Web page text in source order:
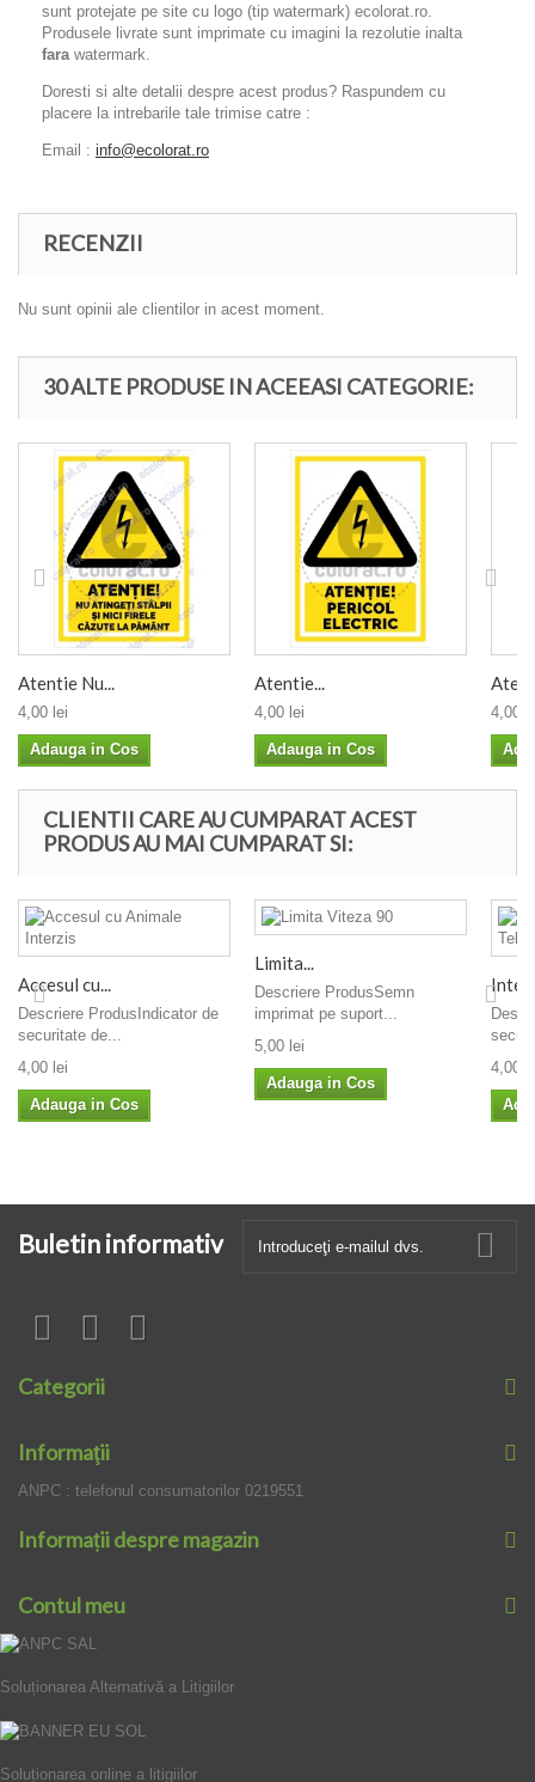
sunt protejate pe site cu logo (tip watermark) ecolorat.ro.
Produsele livrate sunt imprimate cu imagini la rezolutie inalta
fara watermark.
Doresti si alte detalii despre acest produs? Raspundem cu
placere la intrebarile tale trimise catre :
Email : info@ecolorat.ro
RECENZII
Nu sunt opinii ale clientilor in acest moment.
30 ALTE PRODUSE IN ACEEASI CATEGORIE:
Atentie Nu...
4,00 lei
Adauga in Cos
Atentie...
4,00 lei
Adauga in Cos
4,00
CLIENTII CARE AU CUMPARAT ACEST
PRODUS AU MAI CUMPARAT SI:
Accesul cu...
Descriere ProdusIndicator de
securitate de...
4,00 lei
Adauga in Cos
Limita...
Descriere ProdusSemn
imprimat pe suport...
5,00 lei
Adauga in Cos
4,00
Buletin informativ
Categorii
Informaţii
ANPC : telefonul consumatorilor 0219551
Informații despre magazin
Contul meu
Soluționarea Alternativă a Litigiilor
Soluționarea online a litigiilor